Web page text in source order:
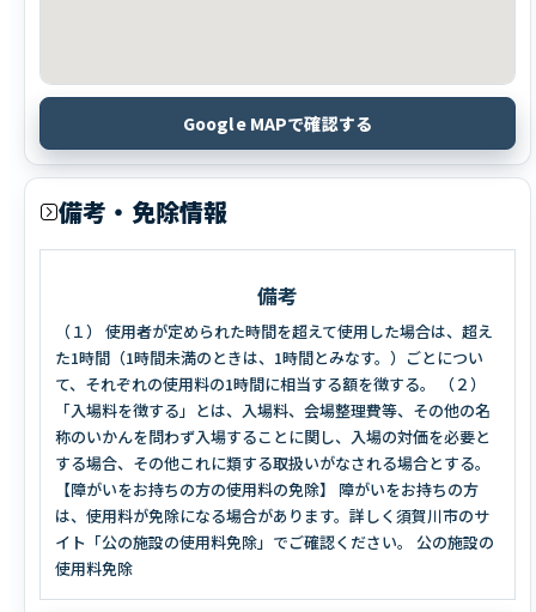
Google MAPで確認する
備考・免除情報
備考
（１） 使用者が定められた時間を超えて使用した場合は、超え
た1時間（1時間未満のときは、1時間とみなす。）ごとについ
て、それぞれの使用料の1時間に相当する額を徴する。 （２）
「入場料を徴する」とは、入場料、会場整理費等、その他の名
称のいかんを問わず入場することに関し、入場の対価を必要と
する場合、その他これに類する取扱いがなされる場合とする。
【障がいをお持ちの方の使用料の免除】 障がいをお持ちの方
は、使用料が免除になる場合があります。詳しく須賀川市のサ
イト「公の施設の使用料免除」でご確認ください。 公の施設の
使用料免除